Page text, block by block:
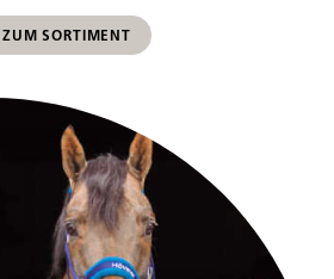
ZUM SORTIMENT